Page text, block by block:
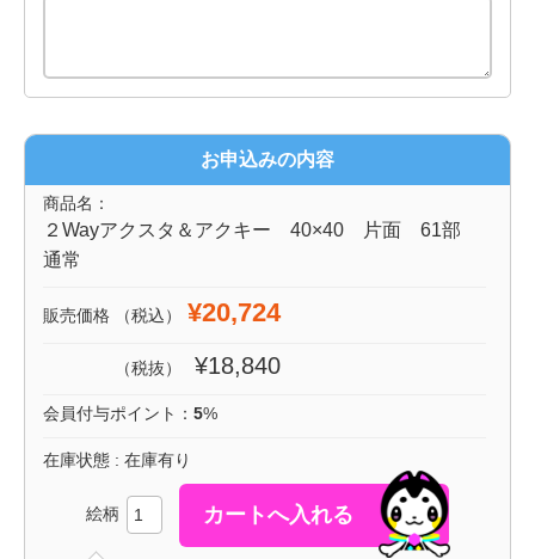
お申込みの内容
商品名：
２Wayアクスタ＆アクキー 40×40 片面 61部
通常
販売価格 （税込） ¥20,724
（税抜） ¥18,840
会員付与ポイント： 5%
在庫状態 : 在庫有り
絵柄